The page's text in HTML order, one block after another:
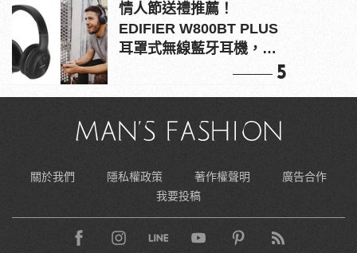
情人節送禮推薦！
EDIFIER W800BT PLUS
耳罩式無線藍牙耳機，在
5
關於我們 隱私權政策 著作權聲明
廣告合作
我要投稿